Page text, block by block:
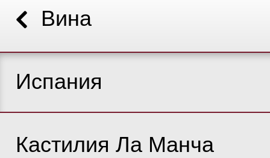
Вина
Испания
Кастилия Ла Манча